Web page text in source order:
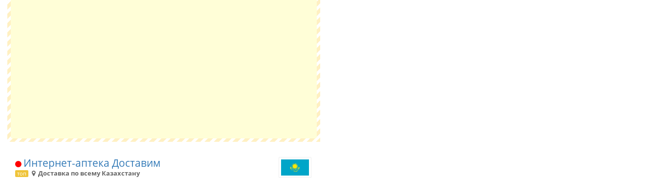
Интернет-аптека Доставим
топ
Доставка по всему Казахстану